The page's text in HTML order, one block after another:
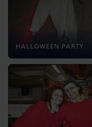
HALLOWEEN PARTY